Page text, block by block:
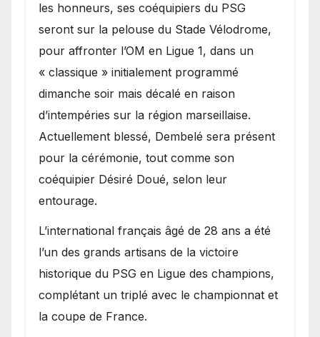
les honneurs, ses coéquipiers du PSG
seront sur la pelouse du Stade Vélodrome,
pour affronter l’OM en Ligue 1, dans un
« classique » initialement programmé
dimanche soir mais décalé en raison
d’intempéries sur la région marseillaise.
Actuellement blessé, Dembelé sera présent
pour la cérémonie, tout comme son
coéquipier Désiré Doué, selon leur
entourage.
L’international français âgé de 28 ans a été
l’un des grands artisans de la victoire
historique du PSG en Ligue des champions,
complétant un triplé avec le championnat et
la coupe de France.